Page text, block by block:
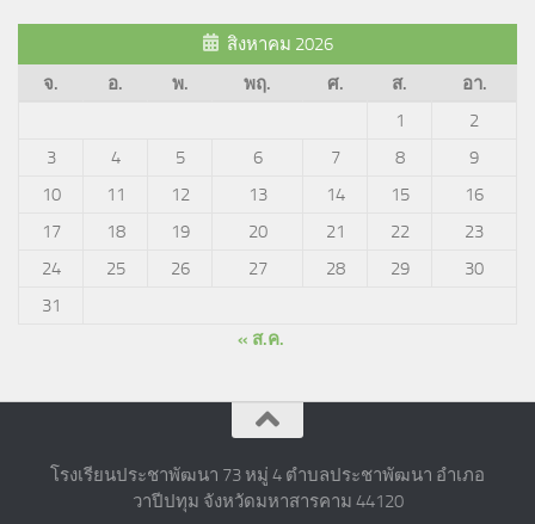
สิงหาคม 2026
จ.
อ. พ. พฤ. ศ. ส.
อา.
1
2
3
4 5 6 7 8
9
10
11 12 13 14 15
16
17
18 19 20 21 22
23
24
25 26 27 28 29
30
31
« ส.ค.
โรงเรียนประชาพัฒนา 73 หมู่ 4 ตำบลประชาพัฒนา อำเภอ
วาปีปทุม จังหวัดมหาสารคาม 44120